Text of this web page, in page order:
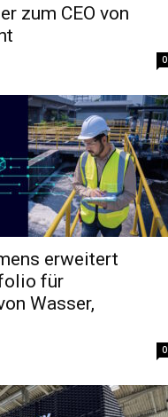
zum CEO von
0
erweitert
für
Wasser,
0